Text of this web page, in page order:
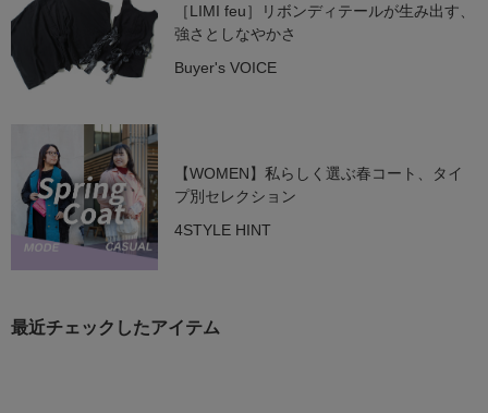
［LIMI feu］リボンディテールが生み出す、
強さとしなやかさ
Buyer's VOICE
【WOMEN】私らしく選ぶ春コート、タイ
プ別セレクション
4STYLE HINT
最近チェックしたアイテム